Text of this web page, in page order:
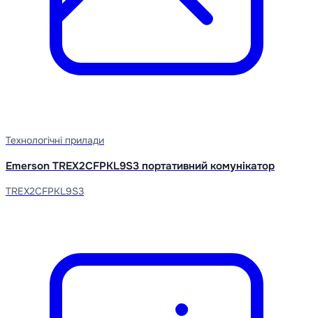
Технологічні прилади
Emerson TREX2CFPKL9S3 портативний комунікатор
TREX2CFPKL9S3